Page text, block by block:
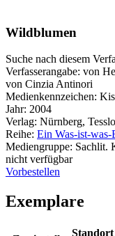
Wildblumen
Suche nach diesem
Verfasserangabe: von
von Cinzia Antinori
Medienkennzeichen:
Jahr: 2004
Verlag: Nürnberg,
Reihe: Ein Was-ist-
Mediengruppe: Sachlit.
nicht verfügbar
Vorbestellen
Exemplare
Standort